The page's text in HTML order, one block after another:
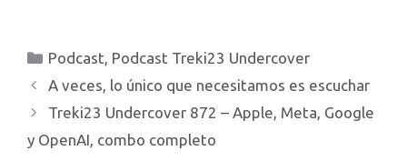
referido de…
pueda obtener 250€ de
descuento.
http://treki23.com/tesla
Enlace para apuntarte a
Mike”s Academy:
https://treki23.com/mikes
Categorías
Podcast Podcast Treki23 Undercover
A veces, lo único que necesitamos es escuchar
Treki23 Undercover 872 – Apple, Meta, Google
y OpenAI, combo completo